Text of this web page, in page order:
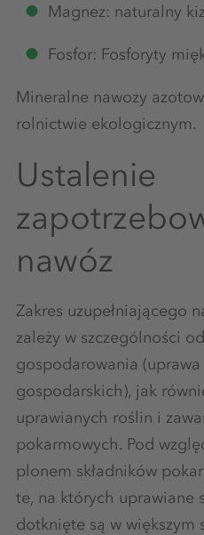
Magnez: naturalny
Fosfor: Fosforyty
Mineralne nawozy
rolnictwie ekologicznym.
Ustalenie
nawóz
Zakres uzupełniającego
zależy w szczególności
gospodarowania
gospodarskich), jak
uprawianych roślin i
pokarmowych. Pod
plonem składników
te, na których uprawiane
dotknięte są w większym